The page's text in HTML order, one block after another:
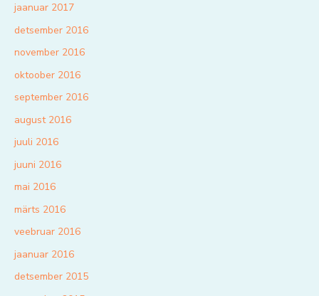
jaanuar 2017
detsember 2016
november 2016
oktoober 2016
september 2016
august 2016
juuli 2016
juuni 2016
mai 2016
märts 2016
veebruar 2016
jaanuar 2016
detsember 2015